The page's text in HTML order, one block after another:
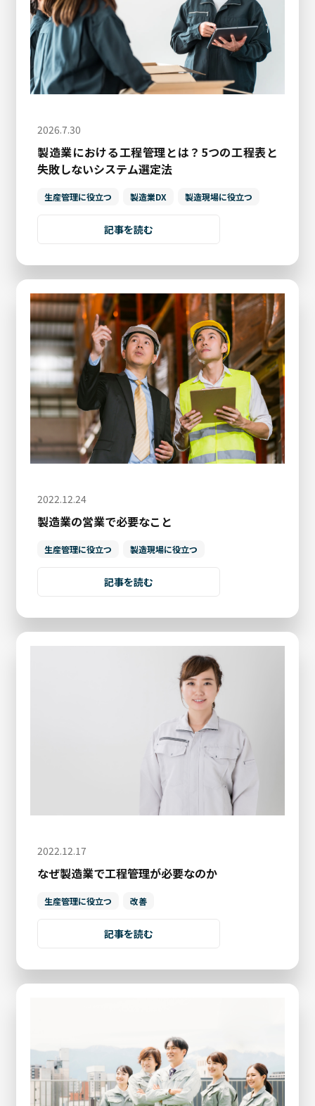
2026.7.30
製造業における工程管理とは？5つの工程表と
失敗しないシステム選定法
生産管理に役立つ 製造業DX 製造現場に役立つ
記事を読む
2022.12.24
製造業の営業で必要なこと
生産管理に役立つ 製造現場に役立つ
記事を読む
2022.12.17
なぜ製造業で工程管理が必要なのか
生産管理に役立つ 改善
記事を読む